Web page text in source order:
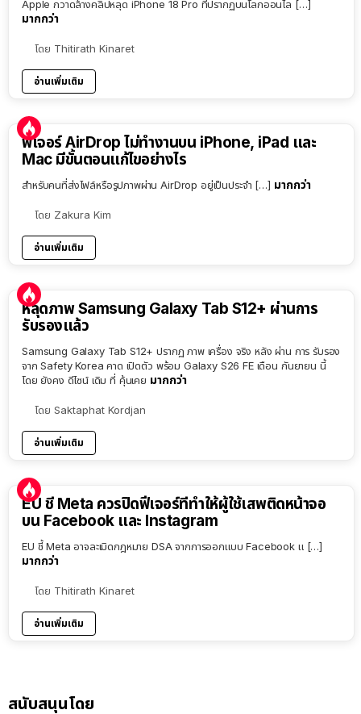
Apple กวาดล้างคลิปหลุด iPhone 18 Pro ที่ปรากฏบนโลกออนไล […]
มากกว่า
โดย Thitirath Kinaret
อ่านเพิ่มเติม
ฟีเจอร์ AirDrop ไม่ทำงานบน iPhone, iPad และ
Mac มีขั้นตอนแก้ไขอย่างไร
สำหรับคนที่ส่งไฟล์หรือรูปภาพผ่าน AirDrop อยู่เป็นประจำ […] มากกว่า
โดย Zakura Kim
อ่านเพิ่มเติม
หลุดภาพ Samsung Galaxy Tab S12+ ผ่านการ
รับรองแล้ว
Samsung Galaxy Tab S12+ ปรากฏ ภาพ เครื่อง จริง หลัง ผ่าน การ รับรอง
จาก Safety Korea คาด เปิดตัว พร้อม Galaxy S26 FE เดือน กันยายน นี้
โดย ยังคง ดีไซน์ เดิม ที่ คุ้นเคย มากกว่า
โดย Saktaphat Kordjan
อ่านเพิ่มเติม
EU ชี้ Meta ควรปิดฟีเจอร์ที่ทำให้ผู้ใช้เสพติดหน้าจอ
บน Facebook และ Instagram
EU ชี้ Meta อาจละเมิดกฎหมาย DSA จากการออกแบบ Facebook แ […]
มากกว่า
โดย Thitirath Kinaret
อ่านเพิ่มเติม
สนับสนุนโดย